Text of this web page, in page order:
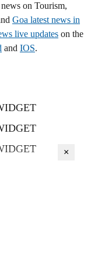
on Tourism,
Goa latest news in
live updates on the
and IOS.
×